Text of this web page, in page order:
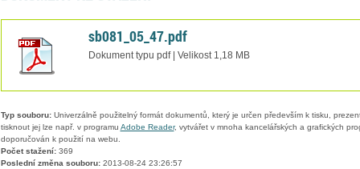
sb081_05_47.pdf
Dokument typu pdf | Velikost 1,18 MB
Typ souboru:Univerzálně použitelný formát dokumentů, který je určen především k tisku,
tisknout jej lze např. v programu Adobe Reader, vytvářet v mnoha kancelářských a grafických
doporučován k použití na webu.
Počet stažení:369
Poslední změna souboru:2013-08-24 23:26:57